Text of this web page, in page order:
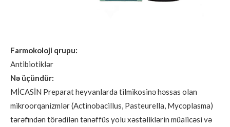
Farmokoloji qrupu:
Antibiotiklər
Nə üçündür:
MİCASİN Preparat heyvanlarda tilmikosinə həssas olan
mikroorqanizmlər (Actinobacillus, Pasteurella, Mycoplasma)
tərəfindən törədilən tənəffüs yolu xəstəliklərin müalicəsi və